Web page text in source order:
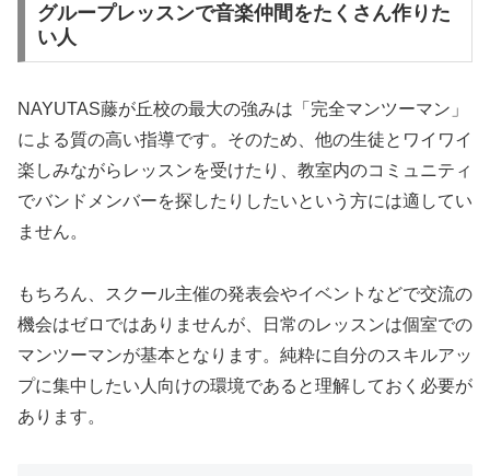
グループレッスンで音楽仲間をたくさん作りた
い人
NAYUTAS藤が丘校の最大の強みは「完全マンツーマン」
による質の高い指導です。そのため、他の生徒とワイワイ
楽しみながらレッスンを受けたり、教室内のコミュニティ
でバンドメンバーを探したりしたいという方には適してい
ません。
もちろん、スクール主催の発表会やイベントなどで交流の
機会はゼロではありませんが、日常のレッスンは個室での
マンツーマンが基本となります。純粋に自分のスキルアッ
プに集中したい人向けの環境であると理解しておく必要が
あります。